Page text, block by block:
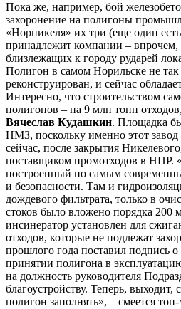
Пока же, например, бой
захоронение на полигоны
«Норникеля» их три (еще один
принадлежит компании – впрочем,
близлежащих к городу рударей
Полигон в самом Норильске не
реконструирован, и сейчас
Интересно, что строительством
полигонов – на 9 млн тонн
Вячеслав Кудашкин. Площадка
НМЗ, поскольку именно этот
сейчас, после закрытия
поставщиком промотходов в НПР.
построенный по самым
и безопасности. Там и
дождевого фильтрата, только в
стоков было вложено порядка 200
инсинератор установлен для
отходов, которые не подлежат
прошлого года поставил подпись
принятии полигона в
на должность руководителя
благоустройству. Теперь, выходит,
полигон заполнять», – смеется